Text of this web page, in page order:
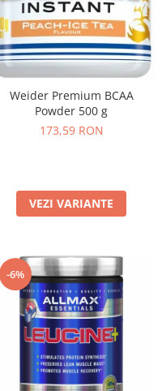
Weider Premium BCAA
Powder 500 g
173,59 RON
VEZI VARIANTE
-6%